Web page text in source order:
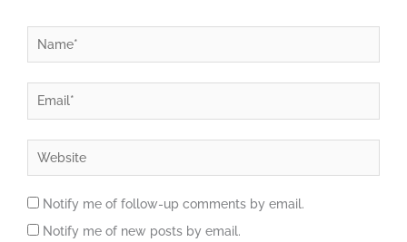
Notify me of follow-up comments by email.
Notify me of new posts by email.